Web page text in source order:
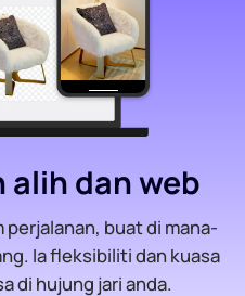
alih dan web
perjalanan, buat di mana-
Ia fleksibiliti dan kuasa
di hujung jari anda.